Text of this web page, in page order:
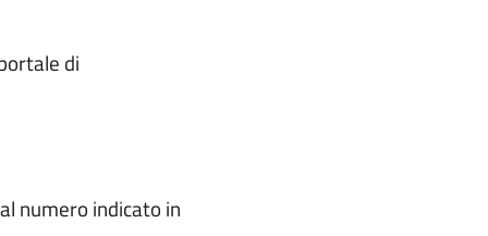
di
numero indicato in